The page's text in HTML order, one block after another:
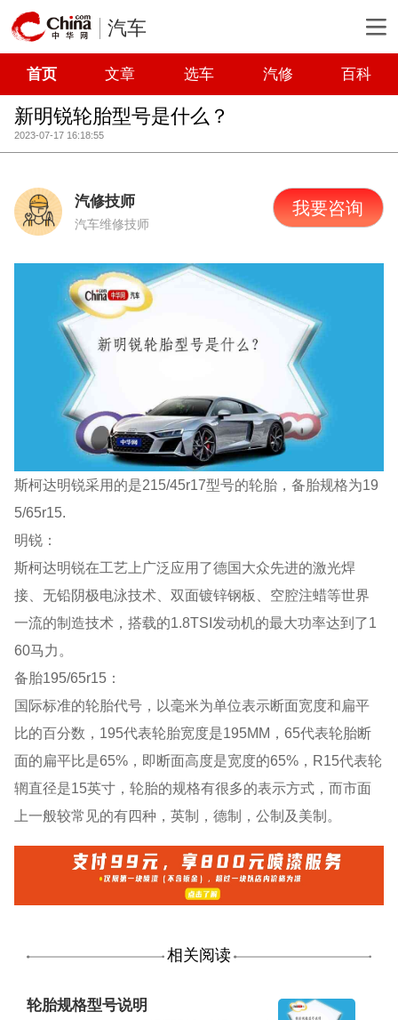
汽车
首页 文章 选车 汽修 百科
新明锐轮胎型号是什么？
2023-07-17 16:18:55
汽修技师
汽车维修技师
我要咨询
斯柯达明锐采用的是215/45r17型号的轮胎，备胎规格为19
5/65r15.
明锐：
斯柯达明锐在工艺上广泛应用了德国大众先进的激光焊
接、无铅阴极电泳技术、双面镀锌钢板、空腔注蜡等世界
一流的制造技术，搭载的1.8TSI发动机的最大功率达到了1
60马力。
备胎195/65r15：
国际标准的轮胎代号，以毫米为单位表示断面宽度和扁平
比的百分数，195代表轮胎宽度是195MM，65代表轮胎断
面的扁平比是65%，即断面高度是宽度的65%，R15代表轮
辋直径是15英寸，轮胎的规格有很多的表示方式，而市面
上一般较常见的有四种，英制，德制，公制及美制。
相关阅读
轮胎规格型号说明